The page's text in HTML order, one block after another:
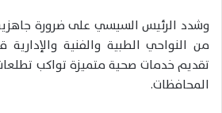
وشدد الرئيس السيسي على ضرورة
من النواحي الطبية والفنية والإدارية
تقديم خدمات صحية متميزة تواكب
المحافظات.